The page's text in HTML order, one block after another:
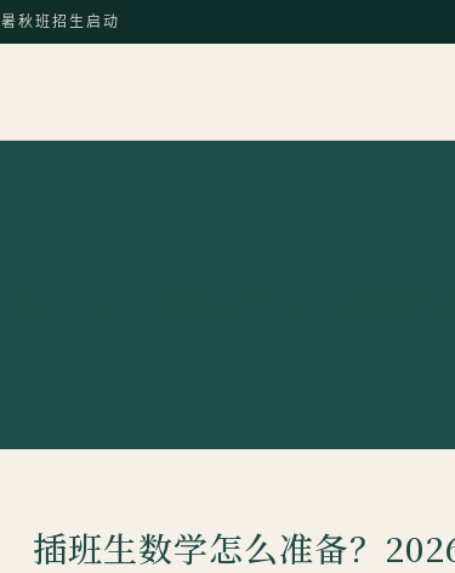
秋班招生启动
插班生数学怎么准备？